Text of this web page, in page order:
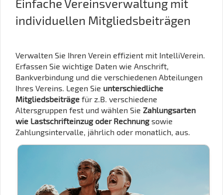
Einfache Vereinsverwaltung mit
individuellen Mitgliedsbeiträgen
Verwalten Sie Ihren Verein effizient mit IntelliVerein.
Erfassen Sie wichtige Daten wie Anschrift,
Bankverbindung und die verschiedenen Abteilungen
Ihres Vereins. Legen Sie unterschiedliche
Mitgliedsbeiträge für z.B. verschiedene
Altersgruppen fest und wählen Sie Zahlungsarten
wie Lastschrifteinzug oder Rechnungsowie
Zahlungsintervalle, jährlich oder monatlich, aus.